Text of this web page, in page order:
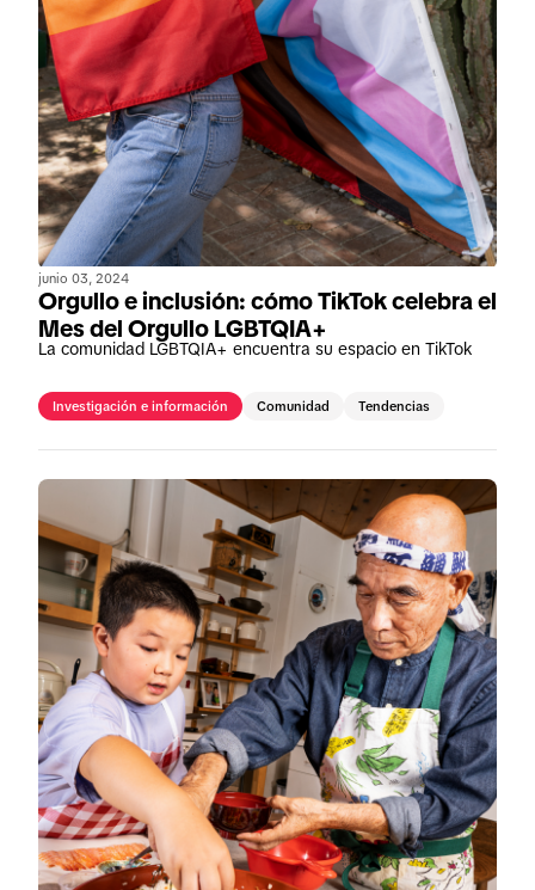
junio 03, 2024
Orgullo e inclusión: cómo TikTok celebra el
Mes del Orgullo LGBTQIA+
La comunidad LGBTQIA+ encuentra su espacio en TikTok
Investigación e información Comunidad Tendencias